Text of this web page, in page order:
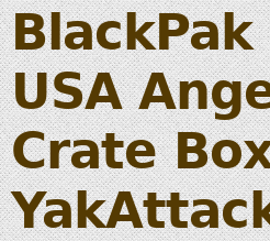
BlackPak
USA
Crate